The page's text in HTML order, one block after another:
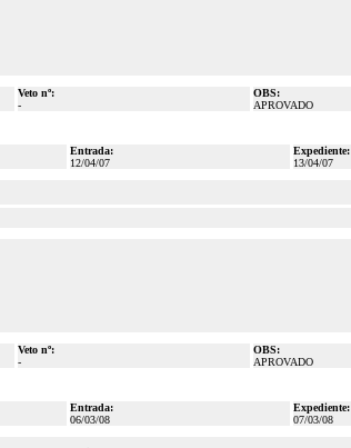
Veto nº:
-
OBS:
APROVADO
Entrada:
12/04/07
Expediente:
13/04/07
Veto nº:
-
OBS:
APROVADO
Entrada:
06/03/08
Expediente:
07/03/08